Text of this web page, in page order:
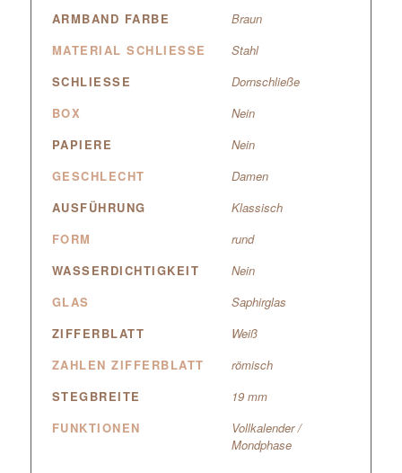
ARMBAND FARBE
Braun
MATERIAL SCHLIESSE
Stahl
SCHLIESSE
Dornschließe
BOX
Nein
PAPIERE
Nein
GESCHLECHT
Damen
AUSFÜHRUNG
Klassisch
FORM
rund
WASSERDICHTIGKEIT
Nein
GLAS
Saphirglas
ZIFFERBLATT
Weiß
ZAHLEN ZIFFERBLATT
römisch
STEGBREITE
19 mm
FUNKTIONEN
Vollkalender /
Mondphase